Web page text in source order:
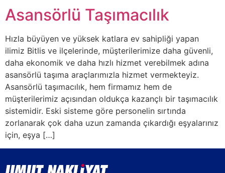
Asansörlü Taşımacılık
Hızla büyüyen ve yüksek katlara ev sahipliği yapan
ilimiz Bitlis ve ilçelerinde, müşterilerimize daha güvenli,
daha ekonomik ve daha hızlı hizmet verebilmek adına
asansörlü taşıma araçlarımızla hizmet vermekteyiz.
Asansörlü taşımacılık, hem firmamız hem de
müşterilerimiz açısından oldukça kazançlı bir taşımacılık
sistemidir. Eski sisteme göre personelin sırtında
zorlanarak çok daha uzun zamanda çıkardığı eşyalarınız
için, eşya […]